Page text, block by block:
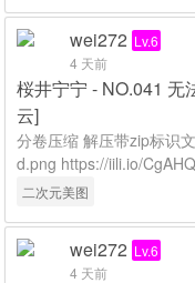
wei272 Lv.6
4 天前
桜井宁宁 - NO.041 无
云]
分卷压缩 解压带zip标识
d.png https://iili.io/
二次元美图
wei272 Lv.6
4 天前